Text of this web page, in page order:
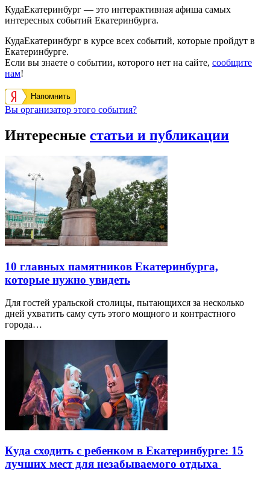
КудаЕкатеринбург — это интерактивная афиша самых
интересных событий Екатеринбурга.
КудаЕкатеринбург в курсе всех событий, которые пройдут в
Екатеринбурге.
Если вы знаете о событии, которого нет на сайте, сообщите
нам!
Напомнить
Вы организатор этого события?
Интересные статьи и публикации
10 главных памятников Екатеринбурга,
которые нужно увидеть
Для гостей уральской столицы, пытающихся за несколько
дней ухватить саму суть этого мощного и контрастного
города…
Куда сходить с ребенком в Екатеринбурге: 15
лучших мест для незабываемого отдыха